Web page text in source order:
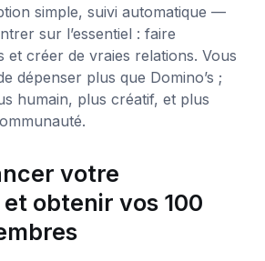
simple, suivi automatique —
sur l’essentiel : faire
et créer de vraies relations. Vous
dépenser plus que Domino’s ;
humain, plus créatif, et plus
votre
obtenir vos 100